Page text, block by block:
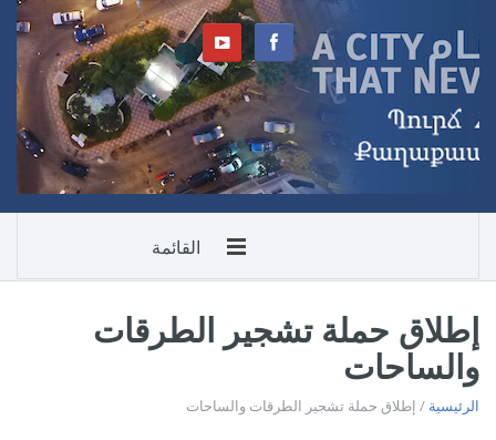
القائمة
إطلاق حملة تشجير الطرقات
والساحات
الرئيسية / إطلاق حملة تشجير الطرقات والساحات